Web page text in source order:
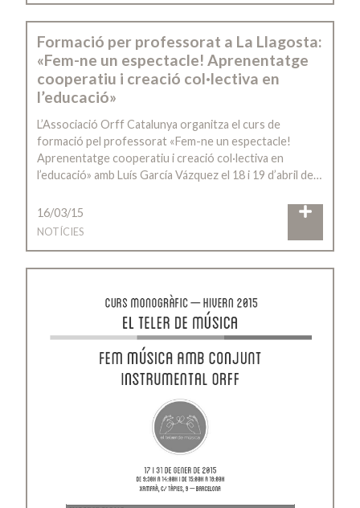
Formació per professorat a La Llagosta:
«Fem-ne un espectacle! Aprenentatge
cooperatiu i creació col·lectiva en
l’educació»
L’Associació Orff Catalunya organitza el curs de
formació pel professorat «Fem-ne un espectacle!
Aprenentatge cooperatiu i creació col·lectiva en
l’educació» amb Luís García Vázquez el 18 i 19 d’abril de…
16/03/15
NOTÍCIES